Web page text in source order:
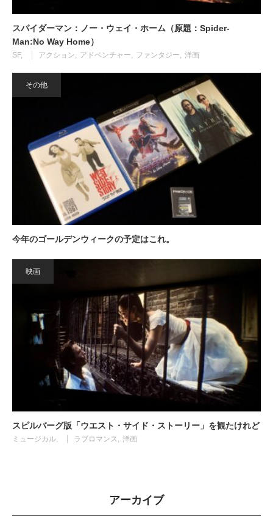
スパイダーマン：ノー・ウェイ・ホーム（原題：Spider-
Man:No Way Home）
SF アクション アドベンチャー ファンタジー 洋画
その他
今年のゴールデンウィークの予定はこれ。
映画
スピルバーグ版「ウエスト・サイド・ストーリー」を観たけれど
ミュージカル ラブロマンス 洋画
アーカイブ